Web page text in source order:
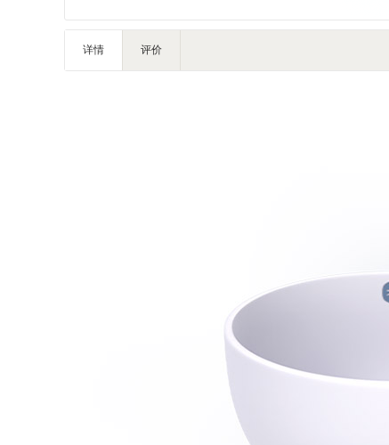
健身器材
详情 评价